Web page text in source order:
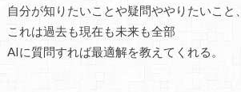
自分が知りたいことや疑問ややりたいこと、
これは過去も現在も未来も全部
AIに質問すれば最適解を教えてくれる。